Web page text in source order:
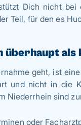
Dich nicht
Teil, für den es
überhaupt
geht, ist
und nicht in die
Niederrhein sind
oder